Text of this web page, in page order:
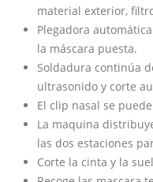
material exterior,
Plegadora
la máscara puesta.
Soldadura continúa
ultrasonido y corte
El clip nasal se
La maquina
las dos estaciones
Corte la cinta y la